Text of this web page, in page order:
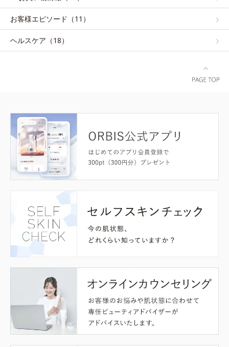
お客様エピソード（11）
ヘルスケア（18）